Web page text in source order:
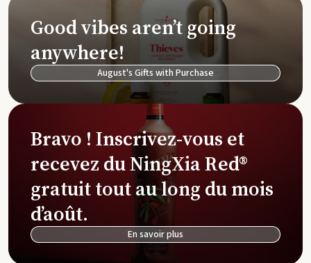
Good vibes aren’t going
anywhere!
August's Gifts with Purchase
Bravo ! Inscrivez-vous et
recevez du NingXia Red®
gratuit tout au long du mois
d’août.
En savoir plus